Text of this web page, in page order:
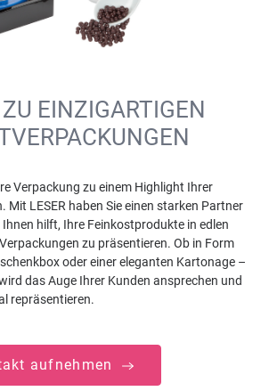
EINZIGARTIGEN
Verpackung zu einem Highlight Ihrer
Mit LESER haben Sie einen starken Partner
Ihnen hilft, Ihre Feinkostprodukte in edlen
zu präsentieren. Ob in Form
oder einer eleganten Kartonage –
das Auge Ihrer Kunden ansprechen und
repräsentieren.
aufnehmen